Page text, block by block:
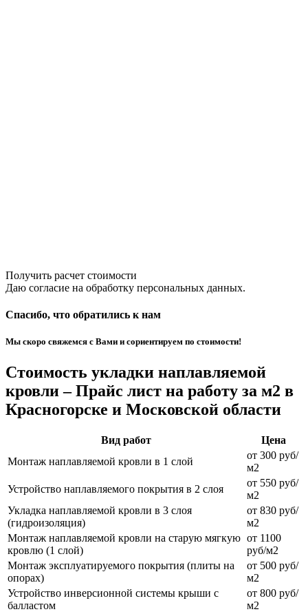
Получить расчет стоимости
Даю согласие на обработку персональных данных.
Спасибо, что обратились к нам
Мы скоро свяжемся с Вами и сориентируем по стоимости!
Стоимость укладки наплавляемой
кровли – Прайс лист на работу за м2 в
Красногорске и Московской области
Вид работ
Цена
Монтаж наплавляемой кровли в 1 слой
от 300 руб/
м2
Устройство наплавляемого покрытия в 2 слоя
от 550 руб/
м2
Укладка наплавляемой кровли в 3 слоя
(гидроизоляция)
от 830 руб/
м2
Монтаж наплавляемой кровли на старую мягкую
кровлю (1 слой)
от 1100
руб/м2
Монтаж эксплуатируемого покрытия (плиты на
опорах)
от 500 руб/
м2
Устройство инверсионной системы крыши с
балластом
от 800 руб/
м2